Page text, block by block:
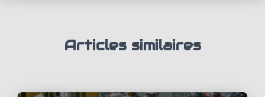
Articles similaires